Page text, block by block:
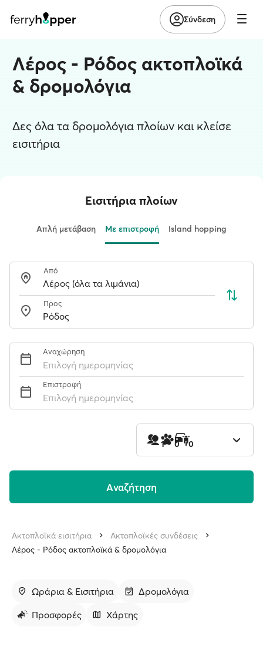
Σύνδεση
Λέρος - Ρόδος ακτοπλοϊκά
& δρομολόγια
Δες όλα τα δρομολόγια πλοίων και κλείσε
εισιτήρια
Εισιτήρια πλοίων
Απλή μετάβαση Με επιστροφή Island hopping
Από
Προς
Αναχώρηση
Επιλογή ημερομηνίας
Επιστροφή
Επιλογή ημερομηνίας
1 0 0
Aναζήτηση
Ακτοπλοϊκά εισιτήρια
Ακτοπλοϊκές συνδέσεις
Λέρος - Ρόδος ακτοπλοϊκά & δρομολόγια
Ωράρια & Εισιτήρια
Δρομολόγια
Προσφορές
Χάρτης